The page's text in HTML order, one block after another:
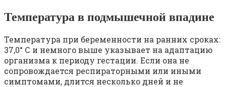
Температура в подмышечной впадине
Температура при беременности на ранних сроках:
37,0° С и немного выше указывает на адаптацию
организма к периоду гестации. Если она не
сопровождается респираторными или иными
симптомами, длится несколько дней и не